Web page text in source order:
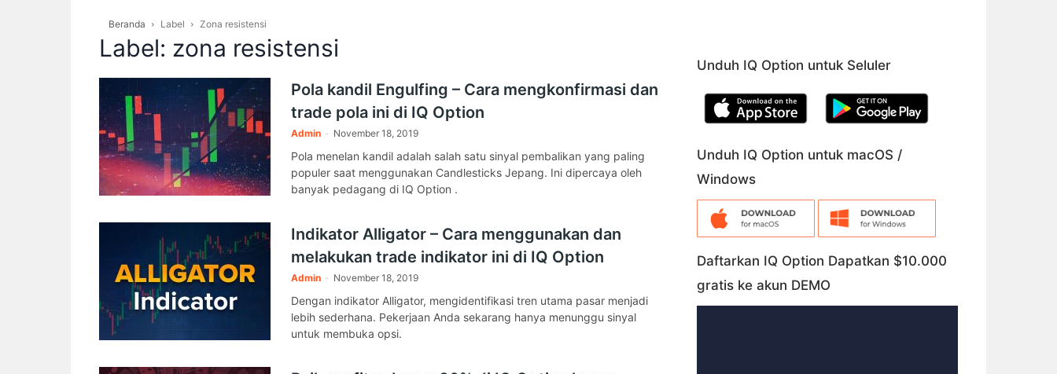
Beranda Label Zona resistensi
Label: zona resistensi
Pola kandil Engulfing – Cara mengkonfirmasi dan
trade pola ini di IQ Option
Admin - November 18, 2019
Pola menelan kandil adalah salah satu sinyal pembalikan yang paling
populer saat menggunakan Candlesticks Jepang. Ini dipercaya oleh
banyak pedagang di IQ Option .
Indikator Alligator – Cara menggunakan dan
melakukan trade indikator ini di IQ Option
Admin - November 18, 2019
Dengan indikator Alligator, mengidentifikasi tren utama pasar menjadi
lebih sederhana. Pekerjaan Anda sekarang hanya menunggu sinyal
untuk membuka opsi.
Unduh IQ Option untuk Seluler
Unduh IQ Option untuk macOS /
Windows
Daftarkan IQ Option Dapatkan $10.000
gratis ke akun DEMO